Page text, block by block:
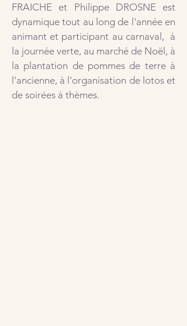
FRAICHE et Philippe DROSNE est
dynamique tout au long de l'année en
animant et participant au carnaval, à
la journée verte, au marché de Noël, à
la plantation de pommes de terre à
l'ancienne, à l'organisation de lotos et
de soirées à thèmes.